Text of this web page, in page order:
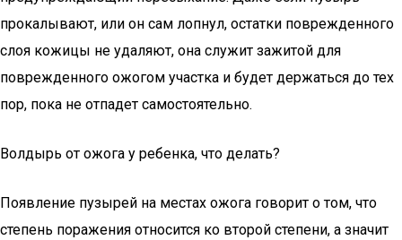
прокалывают, или он сам лопнул, остатки поврежденного
слоя кожицы не удаляют, она служит зажитой для
поврежденного ожогом участка и будет держаться до тех
пор, пока не отпадет самостоятельно.
Волдырь от ожога у ребенка, что делать?
Появление пузырей на местах ожога говорит о том, что
степень поражения относится ко второй степени, а значит